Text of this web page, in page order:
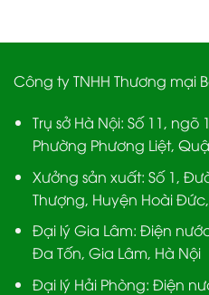
Công ty TNHH Thương mại
Trụ sở Hà Nội: Số 11, ngõ
Phường Phương Liệt,
Xưởng sản xuất: Số 1,
Thượng, Huyện Hoài
Đại lý Gia Lâm: Điện
Đa Tốn, Gia Lâm, Hà Nội
Đại lý Hải Phòng: Điện